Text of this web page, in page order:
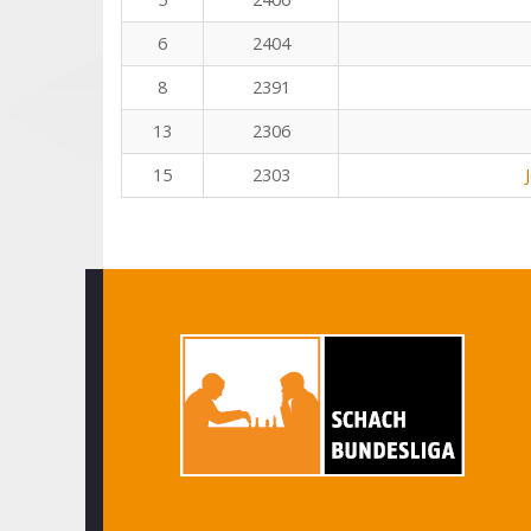
6
2404
8
2391
13
2306
15
2303